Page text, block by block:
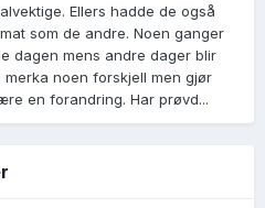
Ellers hadde de også
som de andre. Noen ganger
dagen mens andre dager blir
merka noen forskjell men gjør
en forandring. Har prøvd...